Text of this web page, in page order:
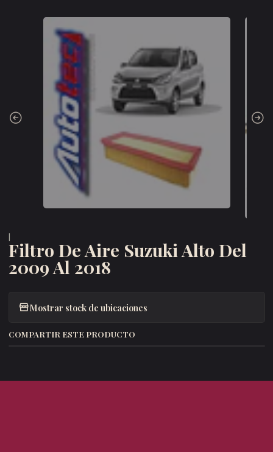
Filtro De Aire Suzuki Alto Del
2009 Al 2018
Mostrar stock de ubicaciones
COMPARTIR ESTE PRODUCTO